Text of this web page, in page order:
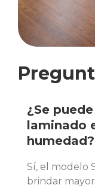
¿Se
laminado
humedad?
Sí, el modelo
brindar